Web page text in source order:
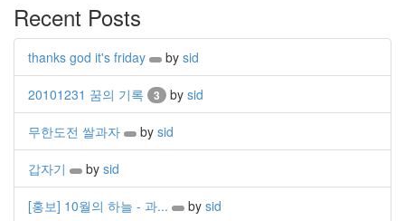
Recent Posts
thanks god it's friday by sid
20101231 꿈의 기록 3 by sid
무한도전 쌀과자 by sid
갑자기 by sid
[홍보] 10월의 하늘 - 과... by sid